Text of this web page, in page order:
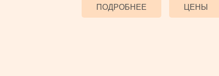
ПОДРОБНЕЕ ЦЕНЫ